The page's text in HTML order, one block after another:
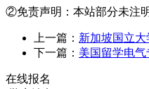
②免责声明：本站部分未注
上一篇： 新加坡国立大
下一篇： 美国留学电
在线报名